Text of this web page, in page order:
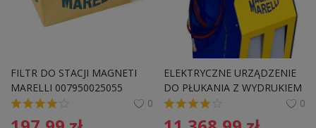
English Polski
FILTR DO STACJI MAGNETI
MARELLI 007950025055
0
ELEKTRYCZNE URZĄDZENIE
DO PŁUKANIA Z WYDRUKIEM
0